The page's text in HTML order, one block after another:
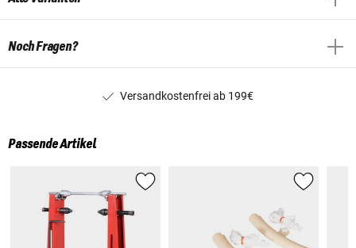
Noch Fragen?
Versandkostenfrei ab 199€
Passende Artikel